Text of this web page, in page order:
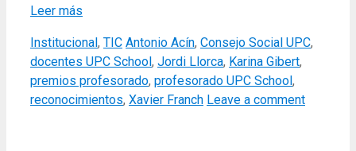
Leer más
Categories
Institucional , TIC Tags
Antonio Acín, Consejo Social UPC,
docentes UPC School , Jordi Llorca, Karina Gibert,
premios profesorado, profesorado UPC School ,
reconocimientos, Xavier Franch Leave a comment